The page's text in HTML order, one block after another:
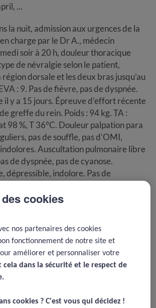
...
la nuit, admission aux urgences de la
charge par le Dr A., médecin
soir à 20 h, douleur thoracique
de névralgie selon le patient,
dorsale et les deux bras jusqu’au
: 9. Pas de fièvre, pas de dyspnée.
il y a 15 jours. Épreuve d’effort récente
greffe du rein. Poids : 94 kg. TA :
98 %, T 36°C. Douleur palpation para
pas de souffle, pas d’OMI,
Auscultation pulmonaire libre
de dyspnée, pas de cyanose.
dépressible, indolore. Pas de
déficit sensitivo-moteur. Pas
: hémibloc antérieur gauche.
: hémoglobine : 15,1 g/dL.
%. Leucocytes ; 12,4 Giga/L.
mm
de filtration glomérulaire : 58 ml/mn.
cookies
nos partenaires des cookies
fonctionnement de notre site et
améliorer et personnaliser votre
cela dans la sécurité et le respect de
cookies ? C'est vous qui décidez !​